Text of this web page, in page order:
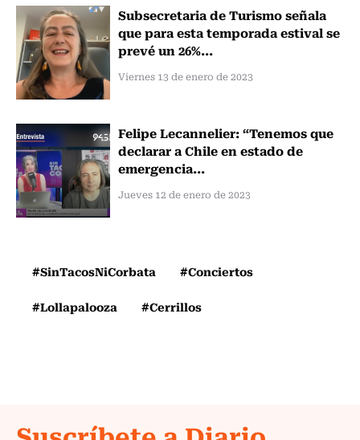
Subsecretaria de Turismo señala
que para esta temporada estival se
prevé un 26%...
Viernes 13 de enero de 2023
Felipe Lecannelier: “Tenemos que
declarar a Chile en estado de
emergencia...
Jueves 12 de enero de 2023
#SinTacosNiCorbata
#Conciertos
#Lollapalooza
#Cerrillos